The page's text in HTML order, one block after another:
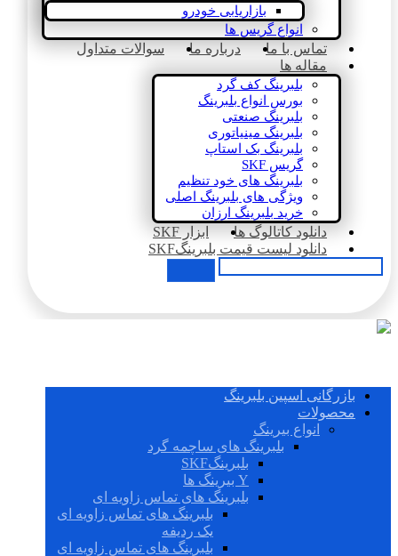
بازاریابی خودرو
انواع گریس ها
تماس با ما درباره ما
سوالات متداول
مقاله ها
بلبرینگ کف گرد
بورس انواع بلبرینگ
بلبرینگ صنعتی
بلبرینگ مینیاتوری
بلبرینگ بک استاپ
گریس SKF
بلبرینگ های خود تنظیم
ویژگی های بلبرینگ اصلی
خرید بلبرینگ ارزان
دانلود کاتالوگ ها
ابزار SKF
دانلود لیست قیمت بلبرینگSKF
بازرگانی اسپین بلبرینگ
محصولات
انواع بیرینگ
بلبرینگ های ساچمه گرد
بلبرینگSKF
Y بیرینگ ها
بلبرینگ های تماس زاویه ای
بلبرینگ های تماس زاویه ای
یک ردیفه
بلبرینگ های تماس زاویه ای